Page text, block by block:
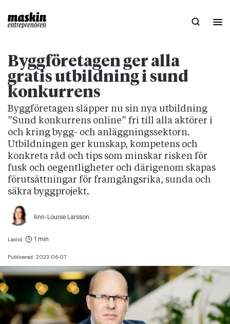
Byggföretagen ger alla
gratis utbildning i sund
konkurrens
Byggföretagen släpper nu sin nya utbildning
”Sund konkurrens online” fri till alla aktörer i
och kring bygg- och anläggningssektorn.
Utbildningen ger kunskap, kompetens och
konkreta råd och tips som minskar risken för
fusk och oegentligheter och därigenom skapas
förutsättningar för framgångsrika, sunda och
säkra byggprojekt.
Ann-Louise Larsson
Publicerad: 2023-06-07
Lästid: 1 min